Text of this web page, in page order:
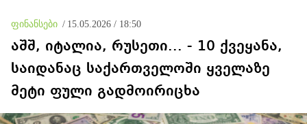
პასუხისმგებლობა უნდა
დაეკისროს ქვეყანას
ფინანსები / 15.05.2026 / 18:50
აშშ, იტალია, რუსეთი... - 10 ქვეყანა,
საიდანაც საქართველოში ყველაზე
მეტი ფული გადმოირიცხა